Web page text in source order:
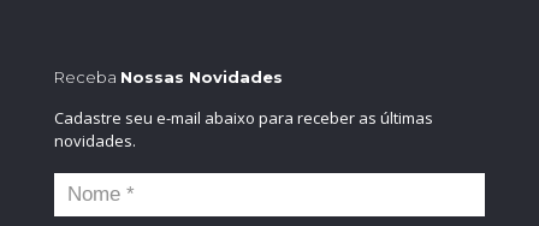
Receba Nossas Novidades
Cadastre seu e-mail abaixo para receber as últimas
novidades.